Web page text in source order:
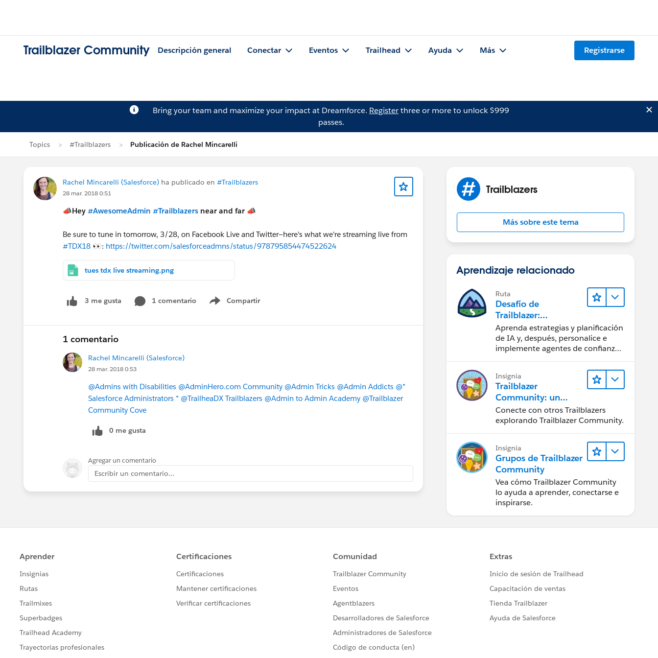
Trailblazer Community Descripción general Conectar Eventos Trailhead Ayuda Más Registrarse
Bring your team and maximize your impact at Dreamforce. Registerthree or more to unlock $999
passes.
Topics #Trailblazers Publicación de Rachel Mincarelli
Rachel Mincarelli (Salesforce) ha publicado en #Trailblazers
28 mar. 2018 0:51
📣Hey #AwesomeAdmin #Trailblazers near and far 📣
Be sure to tune in tomorrow, 3/28, on Facebook Live and Twitter—here's what we're streaming live from
#TDX18 👀: https://twitter.com/salesforceadmns/status/978795854474522624
tues tdx live streaming.png
3 me gusta 1 comentario Compartir
Show menu
1 comentario
Rachel Mincarelli (Salesforce)
28 mar. 2018 0:53
@Admins with Disabilities @AdminHero.com Community @Admin Tricks @Admin Addicts @*
Salesforce Administrators * @TrailheaDX Trailblazers @Admin to Admin Academy @Trailblazer
Community Cove
0 me gusta
Agregar un comentario
Escribir un comentario...
Trailblazers
Más sobre este tema
Aprendizaje relacionado
Ruta
Desafío de
Trailblazer:
Conviértase en un
Agentblazer
innovador
Aprenda estrategias y planificación
de IA y, después, personalice e
implemente agentes de confianza
Insignia
Trailblazer
Community: un
vistazo rápido
Conecte con otros Trailblazers
explorando Trailblazer Community.
Insignia
Grupos de Trailblazer
Community
Vea cómo Trailblazer Community
lo ayuda a aprender, conectarse e
inspirarse.